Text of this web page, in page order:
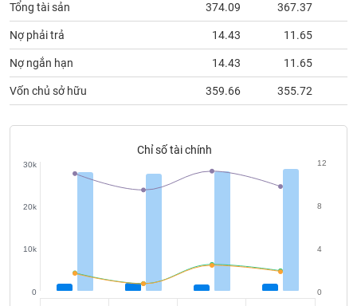
Tổng tài sản 374.09 367.37
Nợ phải trả 14.43 11.65
Nợ ngắn hạn 14.43 11.65
Vốn chủ sở hữu 359.66 355.72
Chỉ số tài chính
0
10k
20k
30k
0
4
8
12
Truyền
thông
tài
chính
liệu